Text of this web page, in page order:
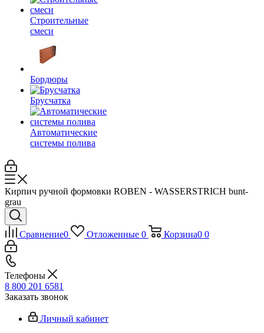
Строительные
смеси
Бордюры
Брусчатка
Автоматические
системы полива
Кирпич ручной формовки ROBEN - WASSERSTRICH bunt-
grau
Сравнение0 Отложенные 0 Корзина0 0
Телефоны
8 800 201 6581
Заказать звонок
Личный кабинет